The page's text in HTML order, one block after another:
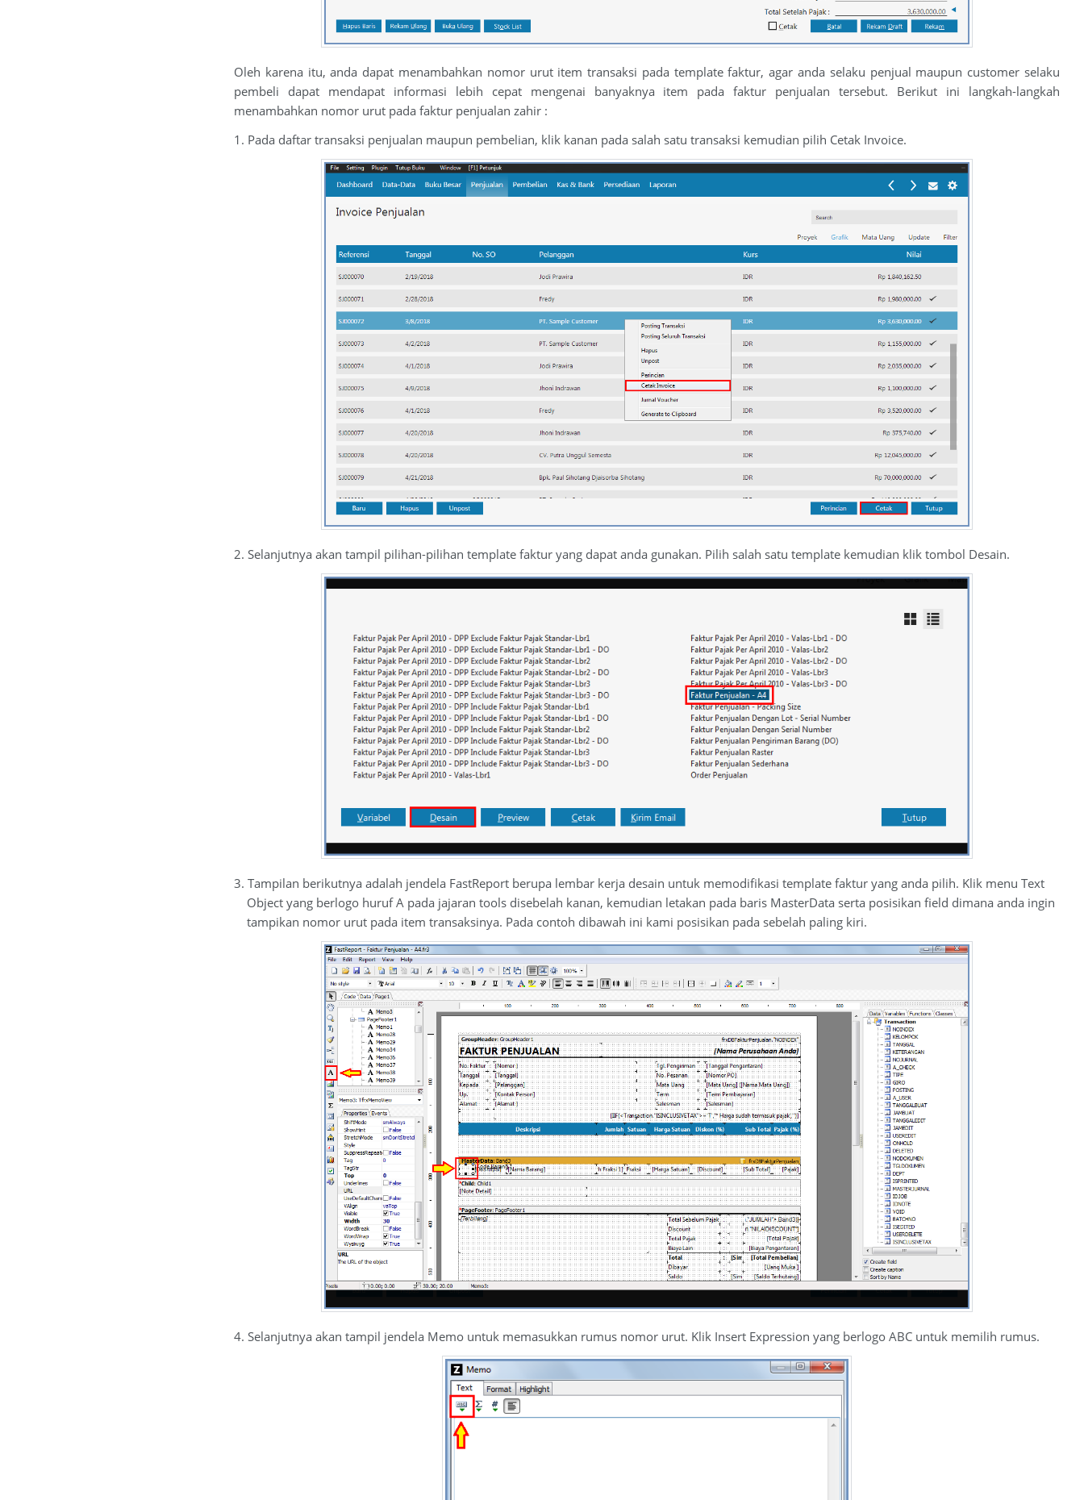
Oleh karena itu, anda dapat menambahkan nomor urut item transaksi pada template faktur, agar anda selaku penjual maupun customer selaku
pembeli dapat mendapat informasi lebih cepat mengenai banyaknya item pada faktur penjualan tersebut. Berikut ini langkah-langkah
menambahkan nomor urut pada faktur penjualan zahir :
1. Pada daftar transaksi penjualan maupun pembelian, klik kanan pada salah satu transaksi kemudian pilih Cetak Invoice.
2. Selanjutnya akan tampil pilihan-pilihan template faktur yang dapat anda gunakan. Pilih salah satu template kemudian klik tombol Desain.
3. Tampilan berikutnya adalah jendela FastReport berupa lembar kerja desain untuk memodifikasi template faktur yang anda pilih. Klik menu Text
Object yang berlogo huruf A pada jajaran tools disebelah kanan, kemudian letakan pada baris MasterData serta posisikan field dimana anda ingin
tampikan nomor urut pada item transaksinya. Pada contoh dibawah ini kami posisikan pada sebelah paling kiri.
4. Selanjutnya akan tampil jendela Memo untuk memasukkan rumus nomor urut. Klik Insert Expression yang berlogo ABC untuk memilih rumus.